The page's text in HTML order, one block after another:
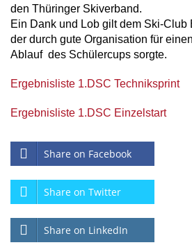
den Thüringer Skiverband.
Ein Dank und Lob gilt dem Ski-Club
der durch gute Organisation für
Ablauf des Schülercups sorgte.
Ergebnisliste 1.DSC Techniksprint
Ergebnisliste 1.DSC Einzelstart
Share on Facebook
Share on Twitter
Share on LinkedIn